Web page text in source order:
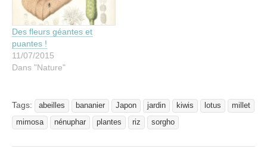
Des fleurs géantes et
puantes !
11/07/2015
Dans "Nature"
Tags: abeilles bananier Japon jardin kiwis lotus
millet
mimosa
nénuphar plantes riz sorgho